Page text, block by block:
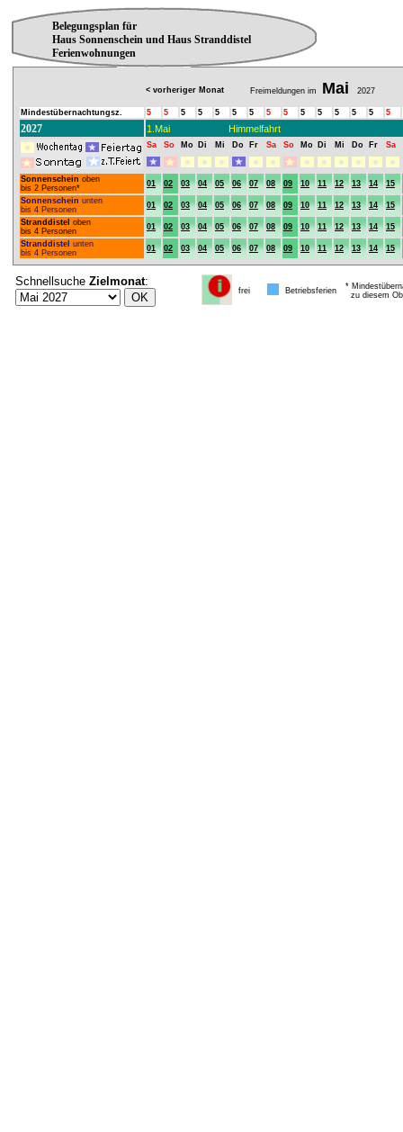
Belegungsplan für
Haus Sonnenschein und Haus Stranddistel
Ferienwohnungen
< vorheriger Monat Freimeldungen im Mai 2027
Mindestübernachtungsz. 5 5 5 5 5 5 5 5 5 5 5 5 5 5 5
2027 1.Mai Himmelfahrt
Sa So Mo Di Mi Do Fr Sa So Mo Di Mi Do Fr Sa
Sonnenschein oben
bis 2 Personen*
01 02 03 04 05 06 07 08 09 10 11 12 13 14
15
Sonnenschein unten
bis 4 Personen
01 02 03 04 05 06 07 08 09 10 11 12 13 14
15
Stranddistel oben
bis 4 Personen
01 02 03 04 05 06 07 08 09 10 11 12 13 14
15
Stranddistel unten
bis 4 Personen
01 02 03 04 05 06 07 08 09 10 11 12 13 14 15
Schnellsuche Zielmonat:
frei Betriebsferien
*
zu diesem